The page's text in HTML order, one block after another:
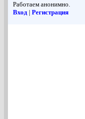
Работаем анонимно.
Вход | Регистрация